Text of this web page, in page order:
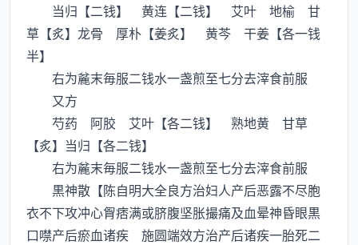
当归【二钱】 黄连【二钱】 艾叶 地榆 甘
草【炙】龙骨 厚朴【姜炙】 黄芩 干姜【各一钱
半】
右为麄末毎服二钱水一盏煎至七分去滓食前服
又方
芍药 阿胶 艾叶【各二钱】 熟地黄 甘草
【炙】当归【各二钱】
右为麄末毎服二钱水一盏煎至七分去滓食前服
黒神散【陈自明大全良方治妇人产后恶露不尽胞
衣不下攻冲心胷痞满或脐腹坚胀撮痛及血晕神昏眼黒
口噤产后瘀血诸疾 施圆端效方治产后诸疾一胎死二